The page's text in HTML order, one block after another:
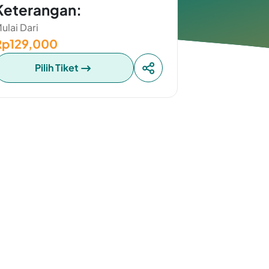
Dari
Pilih Tiket